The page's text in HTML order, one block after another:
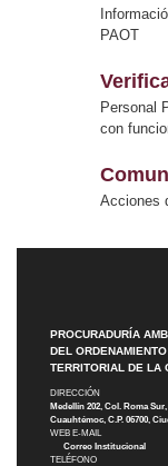
PAOT
Personal
con
Acciones
PROCURADURÍA
DEL ORDENAMIENTO
TERRITORIAL DE LA
DIRECCIÓN
Medellín 202, Col. Roma
Cuauhtémoc, C.P. 06700,
WEB E-MAIL
Correo Institucional
TELÉFONO